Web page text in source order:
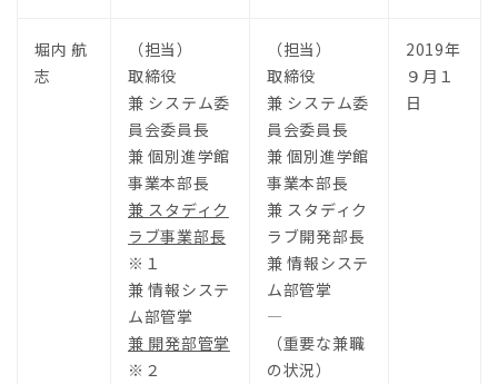
堀内 航
志
（担当）
取締役
兼 システム委
員会委員長
兼 個別進学館
事業本部長
兼 スタディク
ラブ事業部長
※１
兼 情報システ
ム部管掌
兼 開発部管掌
※２
（担当）
取締役
兼 システム委
員会委員長
兼 個別進学館
事業本部長
兼 スタディク
ラブ開発部長
兼 情報システ
ム部管掌
―
（重要な兼職
の状況）
2019年
９月１
日